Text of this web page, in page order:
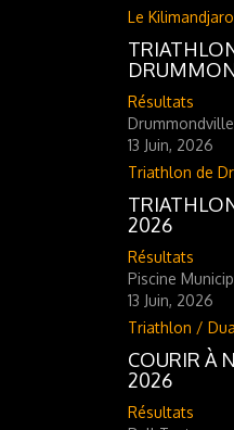
Le
Résultats
Drummondville
13 Juin, 2026
Triathlon de
2026
Résultats
Piscine
13 Juin, 2026
Triathlon /
COURIR À
2026
Résultats